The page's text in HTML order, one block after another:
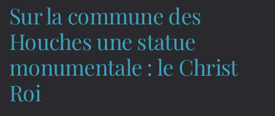
Sur la commune des
Houches une statue
monumentale : le Christ
Roi